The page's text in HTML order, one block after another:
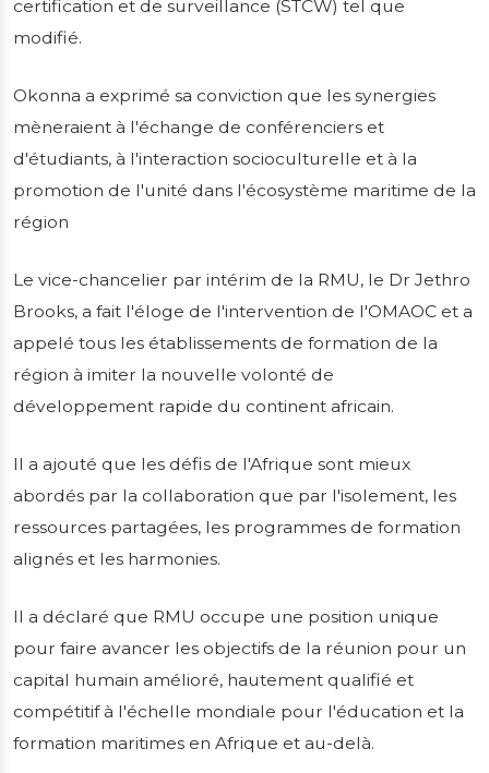
certification et de surveillance (STCW) tel que
modifié.
Okonna a exprimé sa conviction que les synergies
mèneraient à l'échange de conférenciers et
d'étudiants, à l'interaction socioculturelle et à la
promotion de l'unité dans l'écosystème maritime de la
région
Le vice-chancelier par intérim de la RMU, le Dr Jethro
Brooks, a fait l'éloge de l'intervention de l'OMAOC et a
appelé tous les établissements de formation de la
région à imiter la nouvelle volonté de
développement rapide du continent africain.
Il a ajouté que les défis de l'Afrique sont mieux
abordés par la collaboration que par l'isolement, les
ressources partagées, les programmes de formation
alignés et les harmonies.
Il a déclaré que RMU occupe une position unique
pour faire avancer les objectifs de la réunion pour un
capital humain amélioré, hautement qualifié et
compétitif à l'échelle mondiale pour l'éducation et la
formation maritimes en Afrique et au-delà.